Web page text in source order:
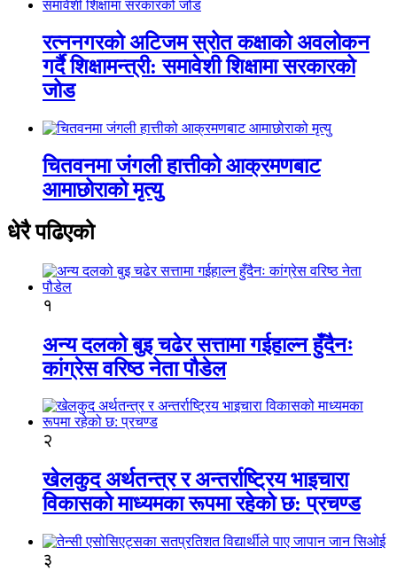
रत्ननगरको अटिजम स्रोत कक्षाको अवलोकन
गर्दै शिक्षामन्त्री: समावेशी शिक्षामा सरकारको
जोड
चितवनमा जंगली हात्तीको आक्रमणबाट
आमाछोराको मृत्यु
धेरै पढिएको
१
अन्य दलको बुइ चढेर सत्तामा गईहाल्न हुँदैनः
कांग्रेस वरिष्ठ नेता पौडेल
२
खेलकुद अर्थतन्त्र र अन्तर्राष्ट्रिय भाइचारा
विकासको माध्यमका रूपमा रहेको छ: प्रचण्ड
३